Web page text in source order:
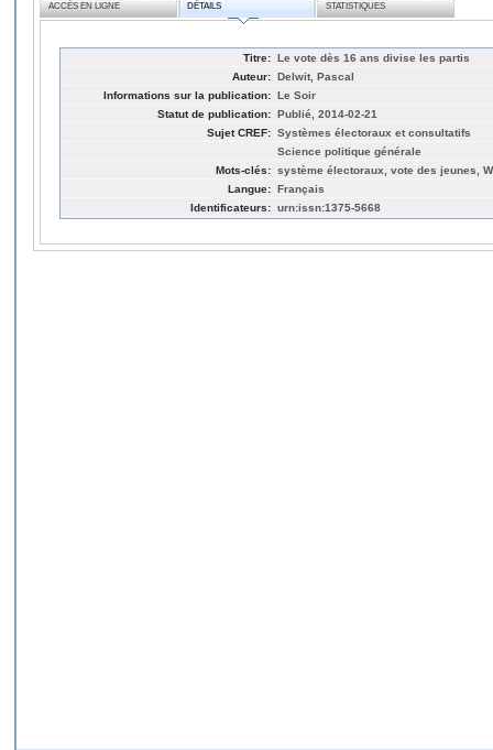
ACCÈS EN LIGNE DÉTAILS STATISTIQUES
Titre: Le vote dès 16 ans divise les partis
Auteur: Delwit, Pascal
Informations sur la publication: Le Soir
Statut de publication: Publié, 2014-02-21
Sujet CREF: Systèmes électoraux et consultatifs
Science politique générale
Mots-clés: système électoraux, vote des jeunes,
Langue: Français
Identificateurs: urn:issn:1375-5668